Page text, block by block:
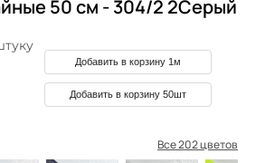
50 см - 304/2 2Серый
Добавить в корзину 1м
Добавить в корзину 50шт
Все 202 цветов